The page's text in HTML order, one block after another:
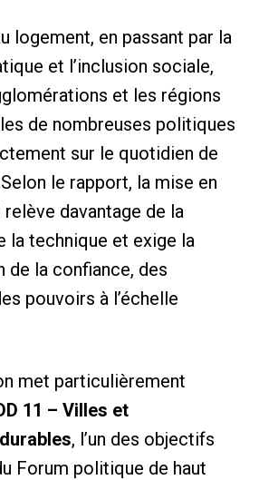
logement, en passant par la
et l’inclusion sociale,
et les régions
de nombreuses politiques
sur le quotidien de
le rapport, la mise en
davantage de la
la technique et exige la
de la confiance, des
pouvoirs à l’échelle
met particulièrement
11 – Villes et
, l’un des objectifs
Forum politique de haut